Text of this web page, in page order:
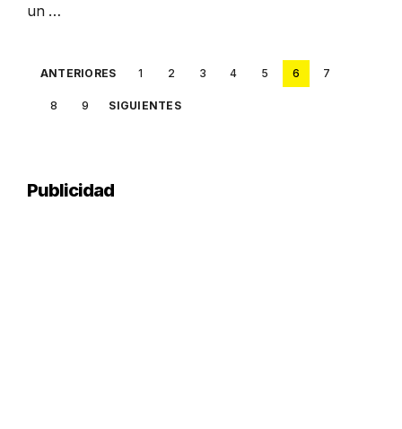
un …
Posts
pagination
ANTERIORES 1 2 3 4 5 6 7
8 9 SIGUIENTES
Publicidad